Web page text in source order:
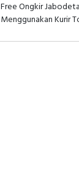
Free Ongkir
Menggunakan Kurir